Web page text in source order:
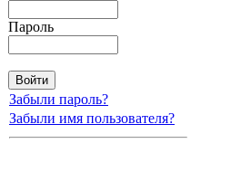
Пароль
Забыли пароль?
Забыли имя пользователя?